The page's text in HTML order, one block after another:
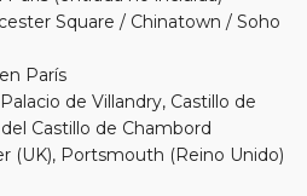
Square / Chinatown / Soho
París
de Villandry, Castillo de
Castillo de Chambord
(UK), Portsmouth (Reino Unido)